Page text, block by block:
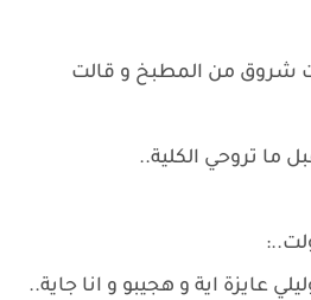
شروق من المطبخ و قالت
ما تروحي الكلية..
عايزة اية و هجيبو و انا جاية..